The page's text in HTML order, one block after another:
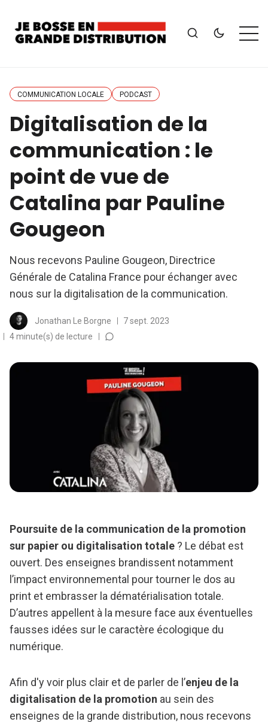
COMMUNICATION LOCALE PODCAST
Digitalisation de la
communication : le
point de vue de
Catalina par Pauline
Gougeon
Nous recevons Pauline Gougeon, Directrice
Générale de Catalina France pour échanger avec
nous sur la digitalisation de la communication.
Jonathan Le Borgne
7 sept. 2023
4 minute(s) de lecture
Poursuite de la communication de la promotion
sur papier ou digitalisation totale ? Le débat est
ouvert. Des enseignes brandissent notamment
l’impact environnemental pour tourner le dos au
print et embrasser la dématérialisation totale.
D’autres appellent à la mesure face aux éventuelles
fausses idées sur le caractère écologique du
numérique.
Afin d'y voir plus clair et de parler de l’enjeu de la
digitalisation de la promotion au sein des
enseignes de la grande distribution, nous recevons